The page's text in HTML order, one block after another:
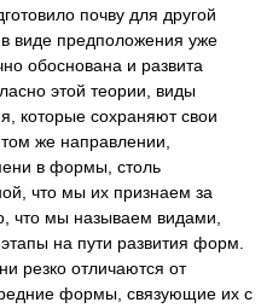
почву для другой
виде предположения уже
обоснована и развита
этой теории, виды
которые сохраняют свои
же направлении,
в формы, столь
что мы их признаем за
что мы называем видами,
на пути развития форм.
резко отличаются от
формы, связующие их с